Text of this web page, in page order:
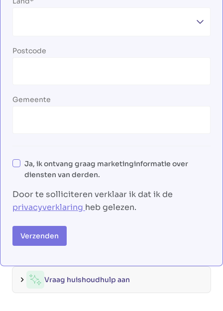
Postcode
Gemeente
Ja, ik ontvang graag marketinginformatie over
diensten van derden.
Door te solliciteren verklaar ik dat ik de
privacyverklaring heb gelezen.
Verzenden
Vraag huishoudhulp aan